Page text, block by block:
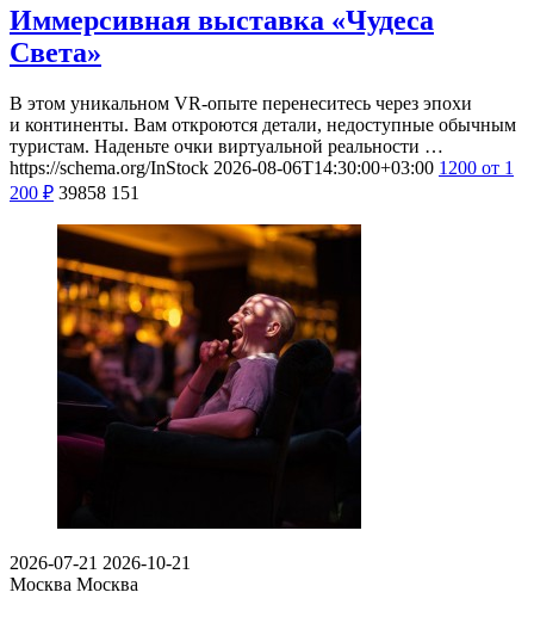
Иммерсивная выставка «Чудеса
Света»
В этом уникальном VR-опыте перенеситесь через эпохи
и континенты. Вам откроются детали, недоступные обычным
туристам. Наденьте очки виртуальной реальности …
https://schema.org/InStock 2026-08-06T14:30:00+03:00 1200 от 1
200 ₽ 39858 151
2026-07-21 2026-10-21
Москва Москва